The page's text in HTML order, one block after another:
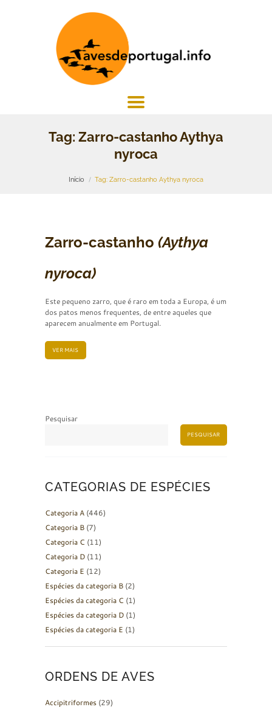
Tag: Zarro-castanho Aythya
nyroca
Início Tag: Zarro-castanho Aythya nyroca
Zarro-castanho (Aythya
nyroca)
Este pequeno zarro, que é raro em toda a Europa, é um
dos patos menos frequentes, de entre aqueles que
aparecem anualmente em Portugal.
VER MAIS
Pesquisar
PESQUISAR
CATEGORIAS DE ESPÉCIES
Categoria A (446)
Categoria B (7)
Categoria C (11)
Categoria D (11)
Categoria E (12)
Espécies da categoria B (2)
Espécies da categoria C (1)
Espécies da categoria D (1)
Espécies da categoria E (1)
ORDENS DE AVES
Accipitriformes (29)